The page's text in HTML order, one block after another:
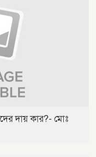
দায় কার?- মোঃ